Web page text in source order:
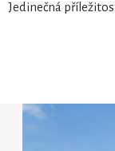
Jedinečná